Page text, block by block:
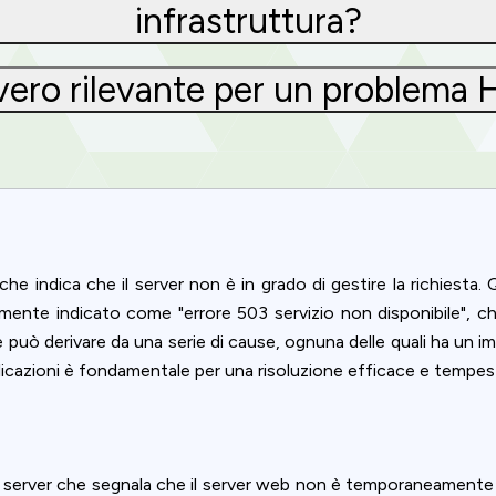
infrastruttura?
rilevante per un problema
indica che il server non è in grado di gestire la
indicato come "errore 503 servizio non disponibile",
derivare da una serie di cause, ognuna delle quali ha un
è fondamentale per una risoluzione efficace e
che segnala che il server web non è